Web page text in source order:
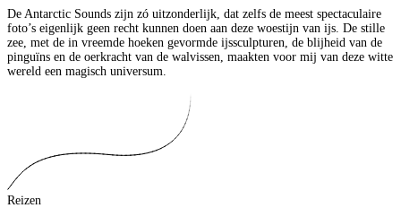
De Antarctic Sounds zijn zó uitzonderlijk, dat zelfs de meest spectaculaire
foto’s eigenlijk geen recht kunnen doen aan deze woestijn van ijs. De stille
zee, met de in vreemde hoeken gevormde ijssculpturen, de blijheid van de
pinguïns en de oerkracht van de walvissen, maakten voor mij van deze witte
wereld een magisch universum.
Reizen